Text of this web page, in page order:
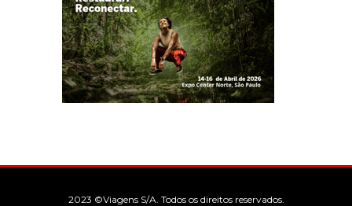
2023 ©Viagens S/A. Todos os direitos reservados.